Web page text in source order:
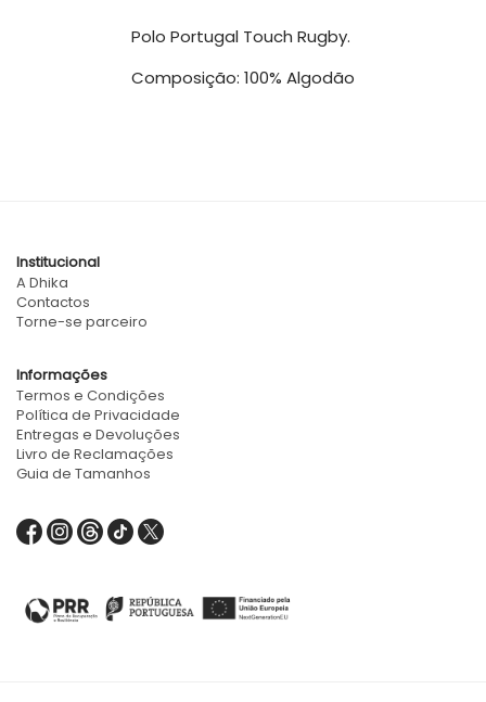
Polo Portugal Touch Rugby.
Composição: 100% Algodão
Institucional
A Dhika
Contactos
Torne-se parceiro
Informações
Termos e Condições
Política de Privacidade
Entregas e Devoluções
Livro de Reclamações
Guia de Tamanhos